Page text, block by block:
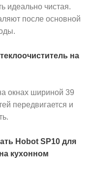
идеально чистая.
после основной
на
окнах шириной 39
передвигается и
Hobot SP10 для
кухонном